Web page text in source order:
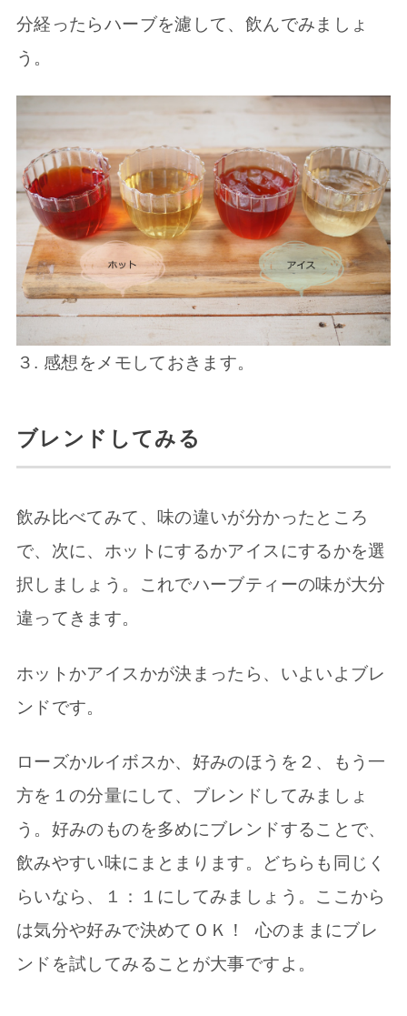
分経ったらハーブを濾して、飲んでみましょ
う。
３. 感想をメモしておきます。
ブレンドしてみる
飲み比べてみて、味の違いが分かったところ
で、次に、ホットにするかアイスにするかを選
択しましょう。これでハーブティーの味が大分
違ってきます。
ホットかアイスかが決まったら、いよいよブレ
ンドです。
ローズかルイボスか、好みのほうを２、もう一
方を１の分量にして、ブレンドしてみましょ
う。好みのものを多めにブレンドすることで、
飲みやすい味にまとまります。どちらも同じく
らいなら、１：１にしてみましょう。ここから
は気分や好みで決めてＯＫ！ 心のままにブレ
ンドを試してみることが大事ですよ。